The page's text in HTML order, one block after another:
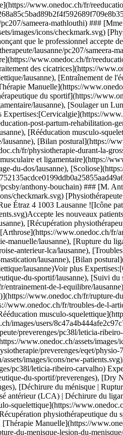
www.onedoc.ch/fr/suivi-du-sportif/lausanne), [Arthrose](https://www.onedoc.ch/fr/arthrose/lausanne), [Entraînement de l'équilibre](https://www.onedoc.ch/fr/entrainement-de-l-equilibre/lausanne), [Thérapie Manuelle](https://www.onedoc.ch/fr/therapie-manuelle/lausanne), [Rupture du ligament croisé antérieur (LCA) | Déchirure du ligament croisé antérieur (LCA)](https://www.onedoc.ch/fr/rupture-du-ligament-croise-anterieur-lca-dechirure-du-ligament-croise-anterieur-lca/lausanne), [Troubles de l’articulation temporo mandibulaire (ATM) | troubles de la mastication](https://www.onedoc.ch/fr/troubles-de-l-articulation-temporo-mandibulaire-atm-troubles-de-la-mastication/lausanne), [Bilan postural](https://www.onedoc.ch/fr/bilan-postural/lausanne), [Rééducation musculo-squelettique](https://www.onedoc.ch/fr/reeducation-musculo-squelettique/lausanne)Voir plus [![Mme Leticia Ribeiro Carvalho, physiothérapeute à Préverenges](https://assets.onedoc.ch/images/users/8c47a4b444afe2c97c7d0976aef53311a52fc351b6e095583dd4cd78f1911cc1-small.jpg "Mme Leticia Ribeiro Carvalho, physiothérapeute à Préverenges")](https://www.onedoc.ch/fr/physiotherapeute/preverenges/pc38l/leticia-ribeiro-carvalho) ### [Mme Leticia Ribeiro Carvalho](https://www.onedoc.ch/fr/physiotherapeute/preverenges/pc38l/leticia-ribeiro-carvalho) ![Badge indiquant un profil vérifié](https://www.onedoc.ch/assets/images/icons/checkmark.svg) [Physiothérapeute](https://www.onedoc.ch/fr/physiotherapeute/preverenges) [Physio 7 Préverenges](https://www.onedoc.ch/fr/cabinet-de-physiotherapie/preverenges/eqet/physio-7-preverenges) Allée du Rionzi 1 1028 Préverenges ![Icône patient avec un signe plus annonçant que le professionnel accepte de nouveaux patients](https://www.onedoc.ch/assets/images/icons/new-patients.svg)Accepte les nouveaux patients [Réserver un RDV](https://www.onedoc.ch/fr/physiotherapeute/preverenges/pc38l/leticia-ribeiro-carvalho) Expertises:[Cervicalgie](https://www.onedoc.ch/fr/cervicalgie/preverenges), [Récupération physiothérapeutique du sportif](https://